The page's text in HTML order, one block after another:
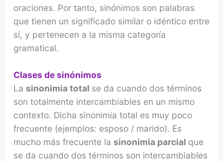
oraciones. Por tanto, sinónimos son palabras
que tienen un significado similar o idéntico entre
sí, y pertenecen a la misma categoría
gramatical.
Clases de sinónimos
La sinonimia total se da cuando dos términos
son total­mente intercambiables en un mismo
contexto. Dicha si­nonimia total es muy poco
frecuente (ejemplos: esposo / marido). Es
mucho más frecuente la sinonimia parcial que
se da cuando dos términos son intercambiables